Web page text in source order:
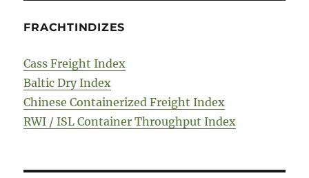
FRACHTINDIZES
Cass Freight Index
Baltic Dry Index
Chinese Containerized Freight Index
RWI / ISL Container Throughput Index